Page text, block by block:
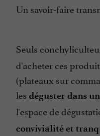
Un savoir-faire
Seuls
d'acheter ces
(plateaux sur
les déguster dans
l'espace de
convivialité et